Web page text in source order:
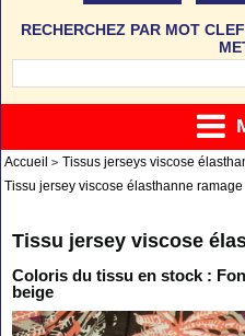
RECHERCHEZ PAR MOT
Accueil
Tissus jerseys viscose
Tissu jersey viscose élasthanne ramage
Tissu jersey viscose
Coloris du tissu en stock :
beige